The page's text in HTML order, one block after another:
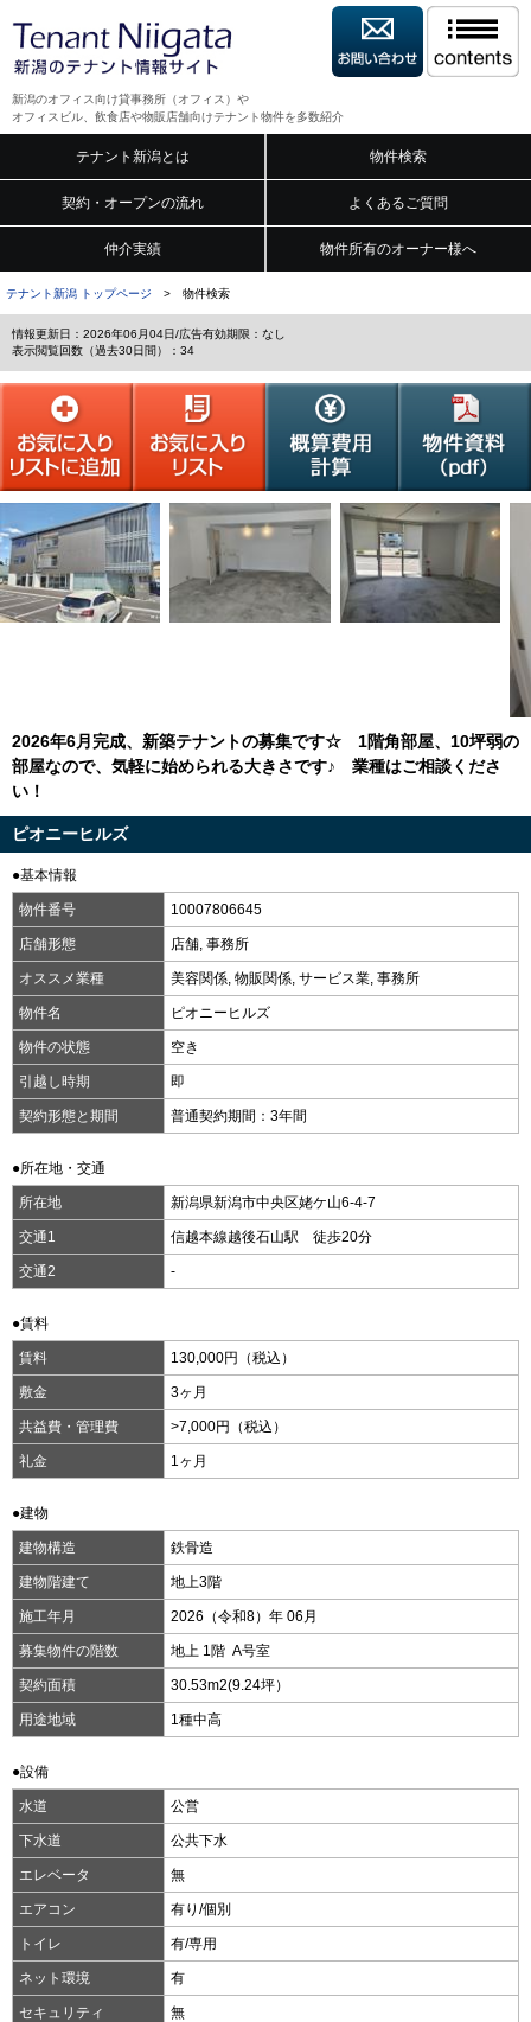
新潟のオフィス向け貸事務所（オフィス）や
オフィスビル、飲食店や物販店舗向けテナント物件を多数紹介
テナント新潟とは 物件検索
契約・オープンの流れ よくあるご質問
仲介実績 物件所有のオーナー様へ
テナント新潟 トップページ > 物件検索
情報更新日：2026年06月04日/広告有効期限：なし
表示閲覧回数（過去30日間）：34
2026年6月完成、新築テナントの募集です☆ 1階角部屋、10坪弱の
部屋なので、気軽に始められる大きさです♪ 業種はご相談くださ
い！
ピオニーヒルズ
●基本情報
物件番号 10007806645
店舗形態 店舗, 事務所
オススメ業種 美容関係, 物販関係, サービス業, 事務所
物件名 ピオニーヒルズ
物件の状態 空き
引越し時期 即
契約形態と期間 普通契約期間：3年間
●所在地・交通
所在地 新潟県新潟市中央区姥ケ山6-4-7
交通1 信越本線越後石山駅 徒歩20分
交通2 -
●賃料
賃料 130,000円（税込）
敷金 3ヶ月
共益費・管理費 >7,000円（税込）
礼金 1ヶ月
●建物
建物構造 鉄骨造
建物階建て 地上3階
施工年月 2026（令和8）年 06月
募集物件の階数 地上 1階 A号室
契約面積 30.53m2(9.24坪）
用途地域 1種中高
●設備
水道 公営
下水道 公共下水
エレベータ 無
エアコン 有り/個別
トイレ 有/専用
ネット環境 有
セキュリティ 無